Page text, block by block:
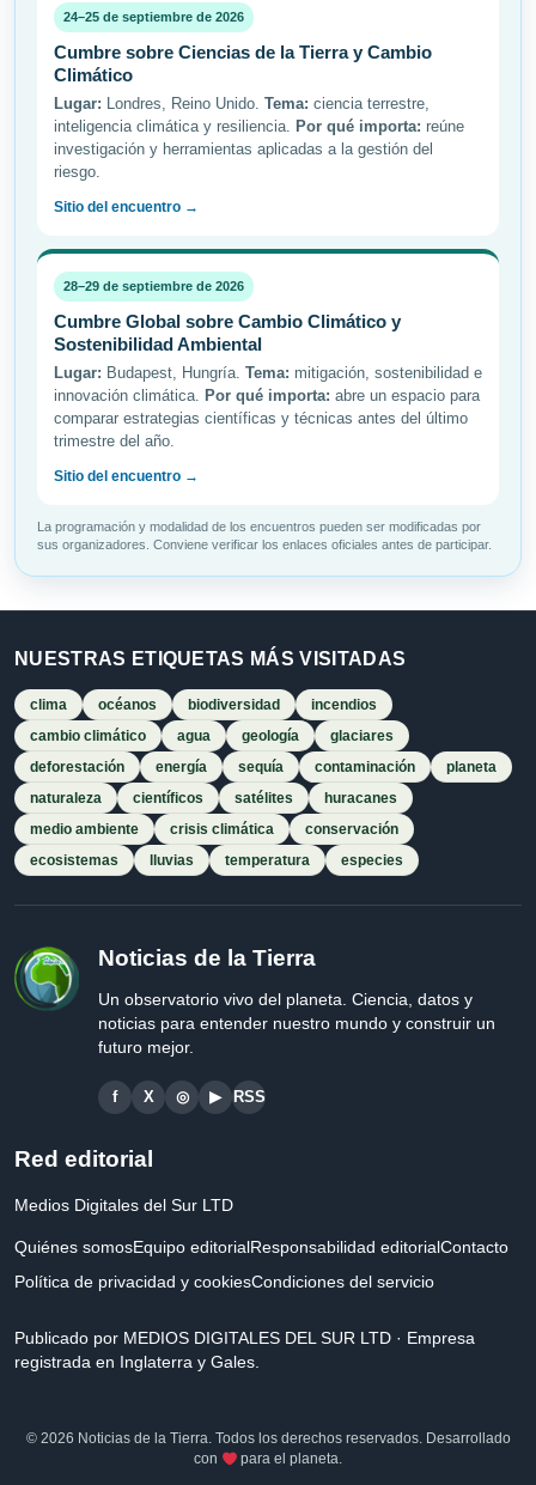
24–25 de septiembre de 2026
Cumbre sobre Ciencias de la Tierra y Cambio
Climático
Lugar: Londres, Reino Unido. Tema: ciencia terrestre,
inteligencia climática y resiliencia. Por qué importa: reúne
investigación y herramientas aplicadas a la gestión del
riesgo.
Sitio del encuentro →
28–29 de septiembre de 2026
Cumbre Global sobre Cambio Climático y
Sostenibilidad Ambiental
Lugar: Budapest, Hungría. Tema: mitigación, sostenibilidad e
innovación climática. Por qué importa: abre un espacio para
comparar estrategias científicas y técnicas antes del último
trimestre del año.
Sitio del encuentro →
La programación y modalidad de los encuentros pueden ser modificadas por
sus organizadores. Conviene verificar los enlaces oficiales antes de participar.
NUESTRAS ETIQUETAS MÁS VISITADAS
clima océanos biodiversidad
incendios
cambio climático
agua geología
glaciares
deforestación
energía sequía contaminación
planeta
naturaleza
científicos satélites
huracanes
medio ambiente
crisis climática
conservación
ecosistemas
lluvias temperatura especies
Noticias de la Tierra
Un observatorio vivo del planeta. Ciencia, datos y
noticias para entender nuestro mundo y construir un
futuro mejor.
f X ◎ ▶ RSS
Red editorial
Medios Digitales del Sur LTD
Quiénes somosEquipo editorialResponsabilidad editorialContacto
Política de privacidad y cookiesCondiciones del servicio
Publicado por MEDIOS DIGITALES DEL SUR LTD · Empresa
registrada en Inglaterra y Gales.
© 2026 Noticias de la Tierra. Todos los derechos reservados. Desarrollado
con
para el planeta.